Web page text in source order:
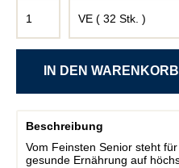
Beschreibung
Vom Feinsten Senior steht
gesunde Ernährung auf